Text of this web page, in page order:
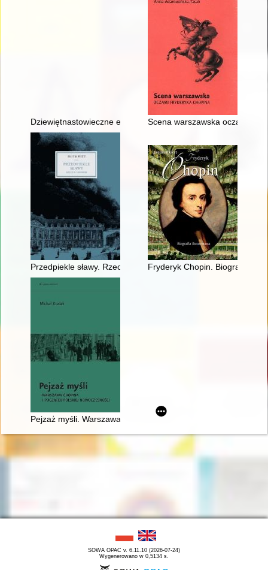
Dziewiętnastowieczne edycje dzieł Fryderyka Chopina jako
Scena warszawska oczami
Przedpiekle sławy. Rzecz o ChopinieFryderyk Chopin. Biografia
Pejzaż myśli. Warszawa Chopina i początek polskiej
SOWA OPAC v. 6.11.10 (2026-07-24)
Wygenerowano w 0,5134 s.